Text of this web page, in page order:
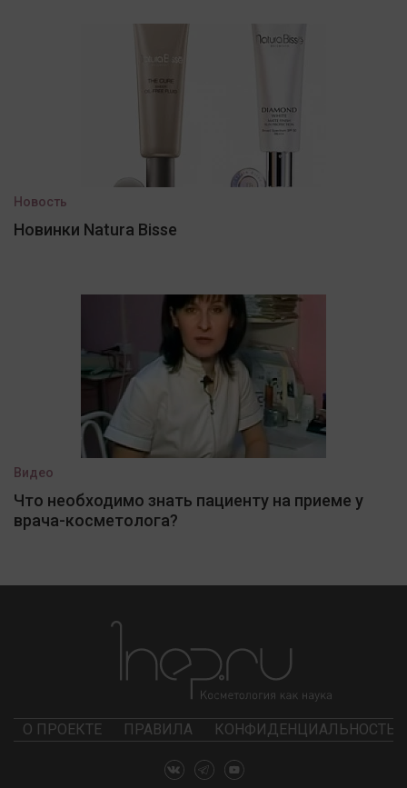
Новость
Новинки Natura Bisse
Видео
Что необходимо знать пациенту на приеме у
врача-косметолога?
О ПРОЕКТЕ ПРАВИЛА КОНФИДЕНЦИАЛЬНОСТЬ